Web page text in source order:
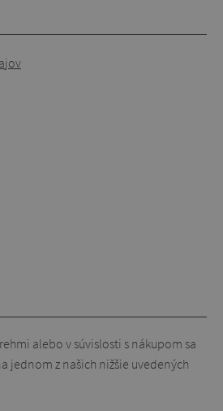
alebo v súvislosti s nákupom sa
jednom z našich nižšie uvedených